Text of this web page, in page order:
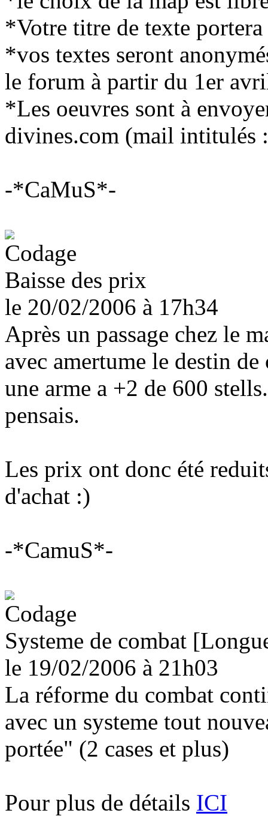
*Votre titre de texte
*vos textes seront
le forum à partir du 1er
*Les oeuvres sont à
divines.com (mail intitulés
-*CaMuS*-
Baisse des prix
le 20/02/2006 à 17h34
Après un passage chez le
avec amertume le destin
une arme a +2 de 600
pensais.
Les prix ont donc été
d'achat :)
-*CamuS*-
Systeme de combat
le 19/02/2006 à 21h03
La réforme du combat
avec un systeme tout
portée" (2 cases et plus)
Pour plus de détails ICI